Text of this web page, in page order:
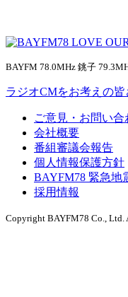
BAYFM 78.0MHz 銚子
ラジオCMをお考えの皆
ご意見・お問い合
会社概要
番組審議会報告
個人情報保護方針
BAYFM78 緊急地
採用情報
Copyright BAYFM78 Co., Ltd.